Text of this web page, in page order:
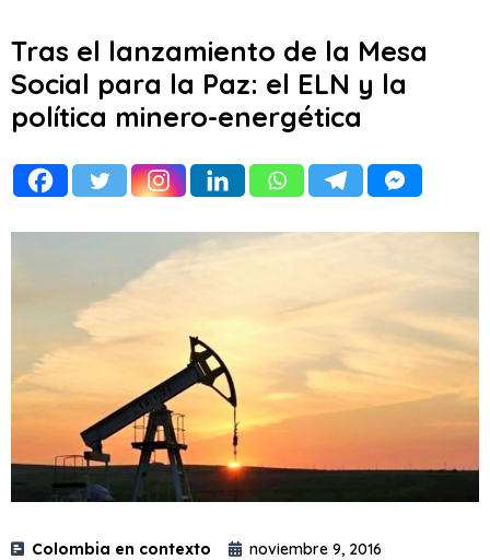
Tras el lanzamiento de la Mesa
Social para la Paz: el ELN y la
política minero-energética
Colombia en contexto noviembre 9, 2016